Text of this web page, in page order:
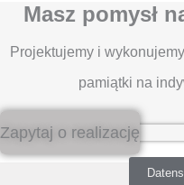
Masz pomysł
Projektujemy i
pamiątki na
Zapytaj o realizację